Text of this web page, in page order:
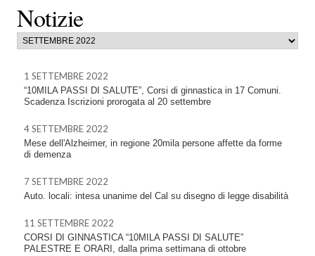
Notizie
1 SETTEMBRE 2022
“10MILA PASSI DI SALUTE”, Corsi di ginnastica in 17 Comuni.
Scadenza Iscrizioni prorogata al 20 settembre
4 SETTEMBRE 2022
Mese dell'Alzheimer, in regione 20mila persone affette da forme
di demenza
7 SETTEMBRE 2022
Auto. locali: intesa unanime del Cal su disegno di legge disabilità
11 SETTEMBRE 2022
CORSI DI GINNASTICA “10MILA PASSI DI SALUTE”
PALESTRE E ORARI, dalla prima settimana di ottobre